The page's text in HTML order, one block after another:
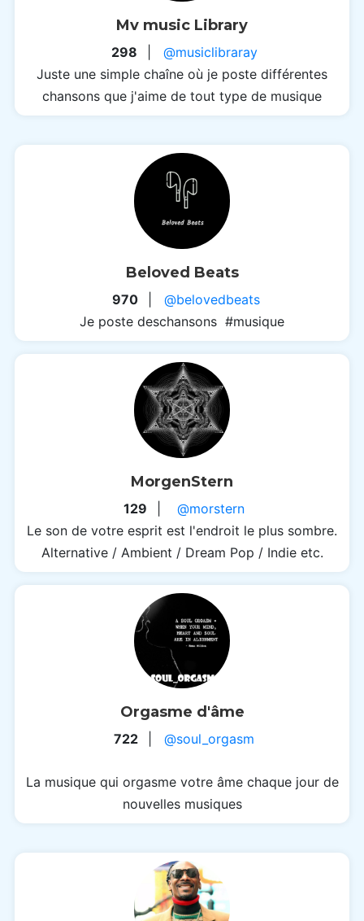
Mv music Library
298
@musiclibraray
Juste une simple chaîne où je poste différentes
chansons que j'aime de tout type de musique
Beloved Beats
970
@belovedbeats
Je poste deschansons #musique
MorgenStern
129
@morstern
Le son de votre esprit est l'endroit le plus sombre.
Alternative / Ambient / Dream Pop / Indie etc.
Orgasme d'âme
722 @soul_orgasm
La musique qui orgasme votre âme chaque jour de
nouvelles musiques